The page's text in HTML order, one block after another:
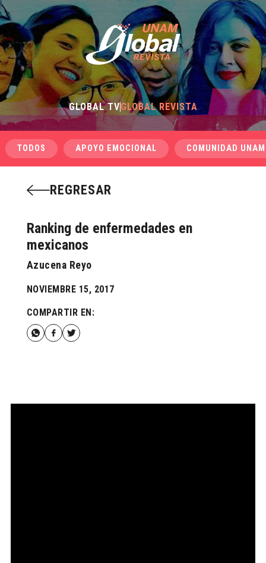
GLOBAL TVGLOBAL REVISTA
TODOS APOYO EMOCIONAL COMUNIDAD UNAM
REGRESAR
Ranking de enfermedades en
mexicanos
Azucena Reyo
NOVIEMBRE 15, 2017
COMPARTIR EN: